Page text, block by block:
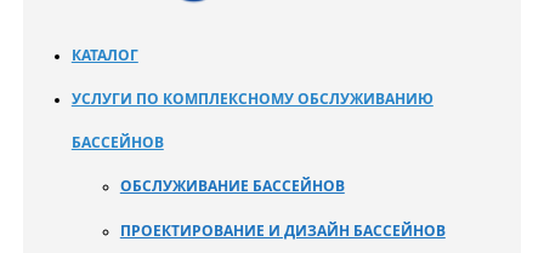
КАТАЛОГ
УСЛУГИ ПО КОМПЛЕКСНОМУ ОБСЛУЖИВАНИЮ
БАССЕЙНОВ
ОБСЛУЖИВАНИЕ БАССЕЙНОВ
ПРОЕКТИРОВАНИЕ И ДИЗАЙН БАССЕЙНОВ